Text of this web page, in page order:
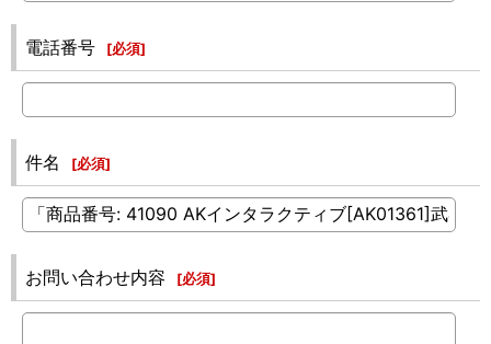
電話番号 [必須]
件名 [必須]
お問い合わせ内容 [必須]